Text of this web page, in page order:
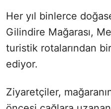
Her yıl binlerce
Gilindire Mağarası,
turistik rotalarından
ediyor.
Ziyaretçiler,